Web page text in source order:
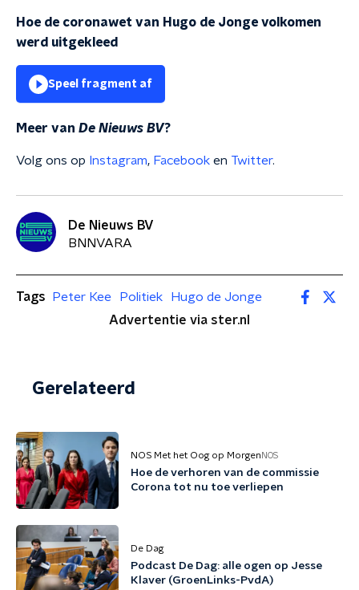
Hoe de coronawet van Hugo de Jonge volkomen
werd uitgekleed
Speel fragment af
Meer van De Nieuws BV?
Volg ons op Instagram, Facebook en Twitter.
De Nieuws BV
BNNVARA
Tags Peter Kee Politiek
Hugo de Jonge
Advertentie via ster.nl
Gerelateerd
NOS Met het Oog op Morgen NOS
Hoe de verhoren van de commissie
Corona tot nu toe verliepen
De Dag
Podcast De Dag: alle ogen op Jesse
Klaver (GroenLinks-PvdA)